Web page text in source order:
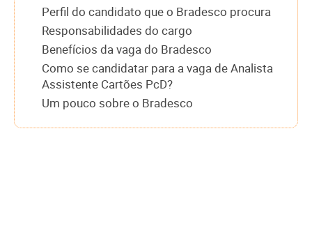
Perfil do candidato que o Bradesco procura
Responsabilidades do cargo
Benefícios da vaga do Bradesco
Como se candidatar para a vaga de Analista
Assistente Cartões PcD?
Um pouco sobre o Bradesco